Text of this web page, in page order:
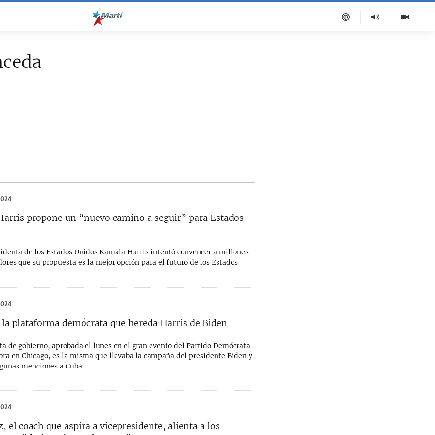
propone un “nuevo camino a seguir” para Estados
de los Estados Unidos Kamala Harris intentó convencer a millones
que su propuesta es la mejor opción para el futuro de los Estados
la plataforma demócrata que hereda Harris de Biden
de gobierno, aprobada el lunes en el gran evento del Partido Demócrata
en Chicago, es la misma que llevaba la campaña del presidente Biden y
menciones a Cuba.
el coach que aspira a vicepresidente, alienta a los